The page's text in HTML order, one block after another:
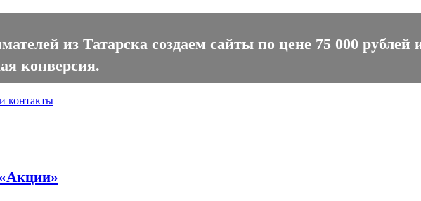
из Татарска создаем сайты по цене 75 000
конверсия.
контакты